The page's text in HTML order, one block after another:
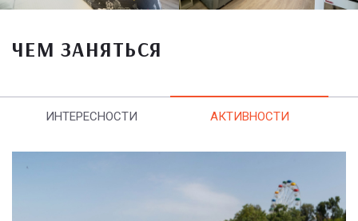
ЧЕМ ЗАНЯТЬСЯ
ИНТЕРЕСНОСТИ АКТИВНОСТИ